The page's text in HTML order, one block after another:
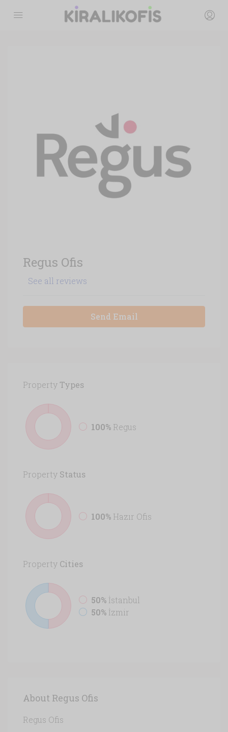
Regus Ofis
See all reviews
Send Email
Property Types
100% Regus
Property Status
100% Hazır Ofis
Property Cities
50% İstanbul
50% İzmir
About Regus Ofis
Regus Ofis